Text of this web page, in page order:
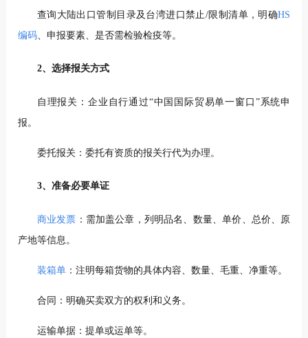
查询大陆出口管制目录及台湾进口禁止/限制清单，明确HS
编码、申报要素、是否需检验检疫等。
2、选择报关方式
自理报关：企业自行通过“中国国际贸易单一窗口”系统申
报。
委托报关：委托有资质的报关行代为办理。
3、准备必要单证
商业发票 ：需加盖公章，列明品名、数量、单价、总价、原
产地等信息。
装箱单：注明每箱货物的具体内容、数量、毛重、净重等。
合同：明确买卖双方的权利和义务。
运输单据：提单或运单等。